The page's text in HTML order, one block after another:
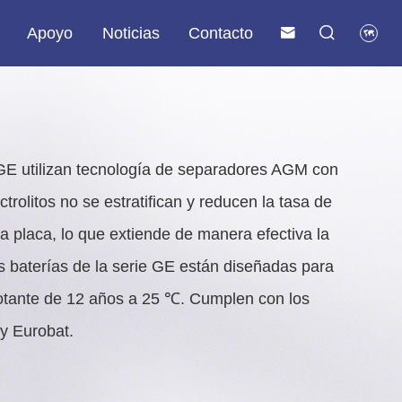
Apoyo Noticias Contacto   
utilizan tecnología de separadores AGM con
no se estratifican y reducen la tasa de
placa, lo que extiende de manera efectiva la
baterías de la serie GE están diseñadas para
de 12 años a 25 ℃. Cumplen con los
Eurobat.